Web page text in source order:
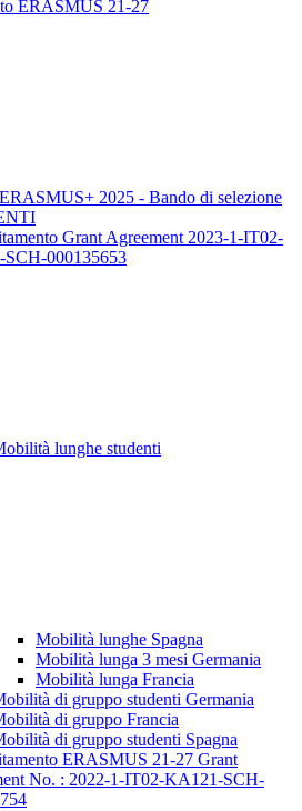
ERASMUS 21-27
2025 - Bando di selezione
Grant Agreement 2023-1-IT02-
000135653
lunghe studenti
Mobilità lunghe Spagna
Mobilità lunga 3 mesi Germania
Mobilità lunga Francia
di gruppo studenti Germania
di gruppo Francia
di gruppo studenti Spagna
ERASMUS 21-27 Grant
No. : 2022-1-IT02-KA121-SCH-